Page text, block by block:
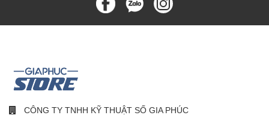
CÔNG TY TNHH KỸ THUẬT SỐ GIA PHÚC